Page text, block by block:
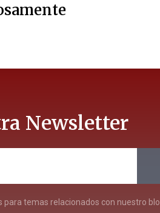
Newsletter
temas relacionados con nuestro